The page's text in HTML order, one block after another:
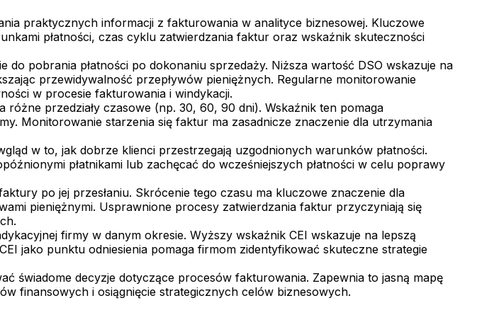
praktycznych informacji z fakturowania w analityce biznesowej. Kluczowe
płatności, czas cyklu zatwierdzania faktur oraz wskaźnik skuteczności
pobrania płatności po dokonaniu sprzedaży. Niższa wartość DSO wskazuje na
przewidywalność przepływów pieniężnych. Regularne monitorowanie
w procesie fakturowania i windykacji.
przedziały czasowe (np. 30, 60, 90 dni). Wskaźnik ten pomaga
Monitorowanie starzenia się faktur ma zasadnicze znaczenie dla utrzymania
w to, jak dobrze klienci przestrzegają uzgodnionych warunków płatności.
płatnikami lub zachęcać do wcześniejszych płatności w celu poprawy
po jej przesłaniu. Skrócenie tego czasu ma kluczowe znaczenie dla
pieniężnymi. Usprawnione procesy zatwierdzania faktur przyczyniają się
firmy w danym okresie. Wyższy wskaźnik CEI wskazuje na lepszą
jako punktu odniesienia pomaga firmom zidentyfikować skuteczne strategie
świadome decyzje dotyczące procesów fakturowania. Zapewnia to jasną mapę
finansowych i osiągnięcie strategicznych celów biznesowych.